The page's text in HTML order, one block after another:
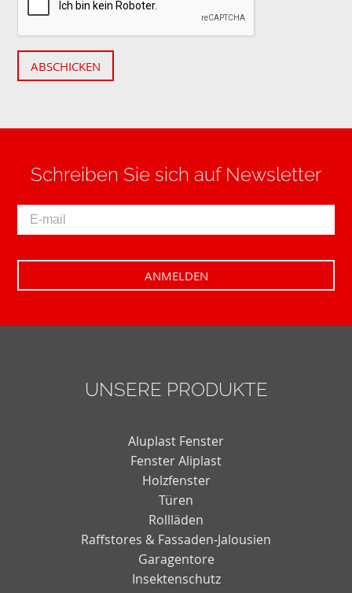
ABSCHICKEN
Schreiben Sie sich auf Newsletter
UNSERE PRODUKTE
Aluplast Fenster
Fenster Aliplast
Holzfenster
Türen
Rollläden
Raffstores & Fassaden-Jalousien
Garagentore
Insektenschutz